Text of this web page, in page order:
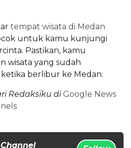
tempat wisata di Medan
untuk kamu kunjungi
Pastikan, kamu
wisata yang sudah
berlibur ke Medan.
Redaksiku diGoogle News